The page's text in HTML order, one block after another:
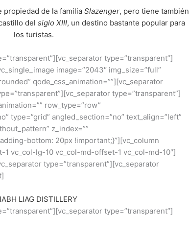
propiedad de la familia Slazenger, pero tiene también
del siglo XIII, un destino bastante popular para
los turistas.
type=”transparent”]
image=”2043″ img_size=”full”
qode_css_animation=””][vc_separator
type=”transparent”]
row_type=”row”
type=”grid” angled_section=”no” text_align=”left”
z_index=””
bottom: 20px !important;}”][vc_column
1 vc_col-lg-10 vc_col-md-offset-1 vc_col-md-10″]
type=”transparent”][vc_separator
LIAG DISTILLERY
type=”transparent”]